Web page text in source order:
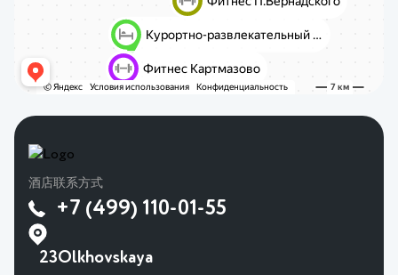
酒店联系方式
+7 (499) 110-01-55
23Olkhovskaya